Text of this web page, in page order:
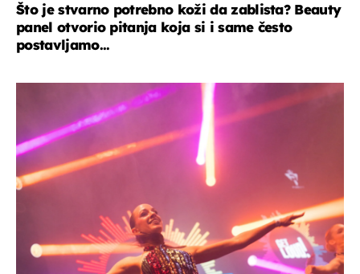
Što je stvarno potrebno koži da zablista? Beauty
panel otvorio pitanja koja si i same često
postavljamo...